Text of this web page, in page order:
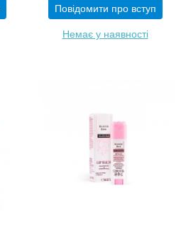
Повідомити про вступ
Немає у наявності